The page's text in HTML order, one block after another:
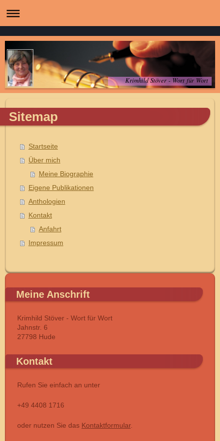
Krimhild Stöver - Wort für Wort
Sitemap
Startseite
Über mich
Meine Biographie
Eigene Publikationen
Anthologien
Kontakt
Anfahrt
Impressum
Meine Anschrift
Krimhild Stöver - Wort für Wort
Jahnstr. 6
27798 Hude
Kontakt
Rufen Sie einfach an unter
+49 4408 1716
oder nutzen Sie das Kontaktformular.